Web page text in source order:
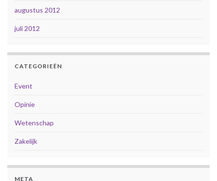
augustus 2012
juli 2012
CATEGORIEËN
Event
Opinie
Wetenschap
Zakelijk
META